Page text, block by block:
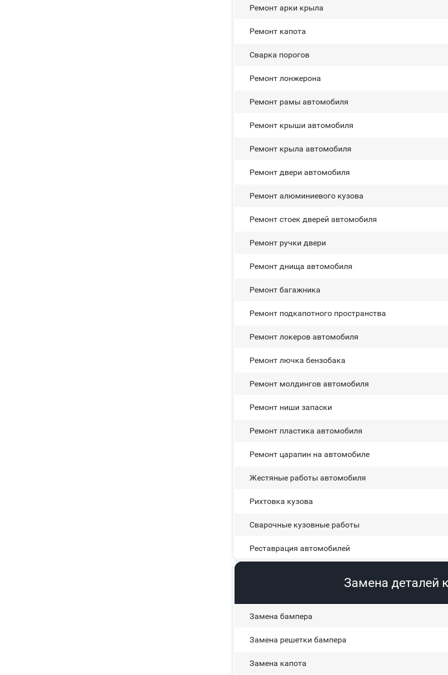
Ремонт арки крыла
Ремонт капота
Сварка порогов
Ремонт лонжерона
Ремонт рамы автомобиля
Ремонт крыши автомобиля
Ремонт крыла автомобиля
Ремонт двери автомобиля
Ремонт алюминиевого кузова
Ремонт стоек дверей автомобиля
Ремонт ручки двери
Ремонт днища автомобиля
Ремонт багажника
Ремонт подкапотного пространства
Ремонт лoĸepoв автомобиля
Ремонт лючка бензобака
Ремонт молдингов автомобиля
Ремонт ниши запаски
Ремонт пластика автомобиля
Ремонт царапин на автомобиле
Жестяные работы автомобиля
Рихтовка кузова
Сварочные кузовные работы
Реставрация автомобилей
Замена деталей
Замена бампера
Замена решетки бампера
Замена капота